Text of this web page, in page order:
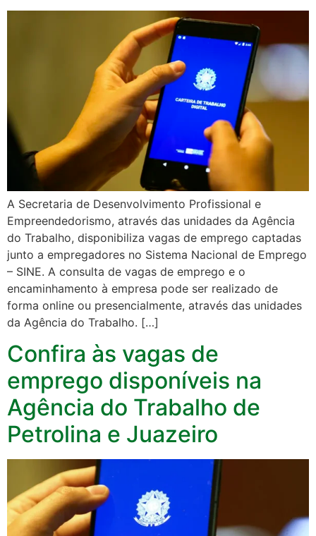
A Secretaria de Desenvolvimento Profissional e
Empreendedorismo, através das unidades da Agência
do Trabalho, disponibiliza vagas de emprego captadas
junto a empregadores no Sistema Nacional de Emprego
– SINE. A consulta de vagas de emprego e o
encaminhamento à empresa pode ser realizado de
forma online ou presencialmente, através das unidades
da Agência do Trabalho. […]
Confira às vagas de
emprego disponíveis na
Agência do Trabalho de
Petrolina e Juazeiro